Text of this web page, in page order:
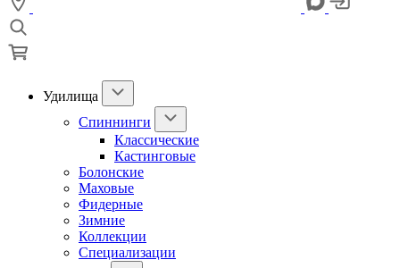
Удилища
Спиннинги
Классические
Кастинговые
Болонские
Маховые
Фидерные
Зимние
Коллекции
Специализации